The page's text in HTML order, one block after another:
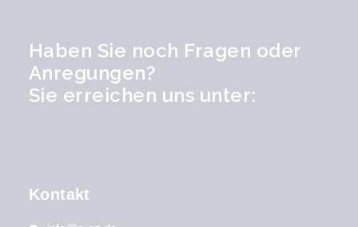
Haben Sie noch Fragen oder
Anregungen?
Sie erreichen uns unter:
Kontakt